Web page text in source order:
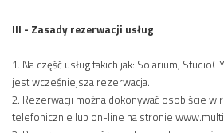
III - Zasady rezerwacji usług
1. Na część usług takich jak: Solarium,
jest wcześniejsza rezerwacja.
2. Rezerwacji można dokonywać osobiście w
telefonicznie lub on-line na stronie